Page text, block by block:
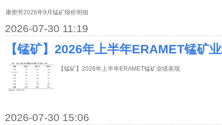
康密劳2026年9月锰矿报价明细
2026-07-30 11:19
【锰矿】2026年上半年ERAMET锰矿
【锰矿】2026年上半年ERAMET锰矿业绩表现
2026-07-30 15:06